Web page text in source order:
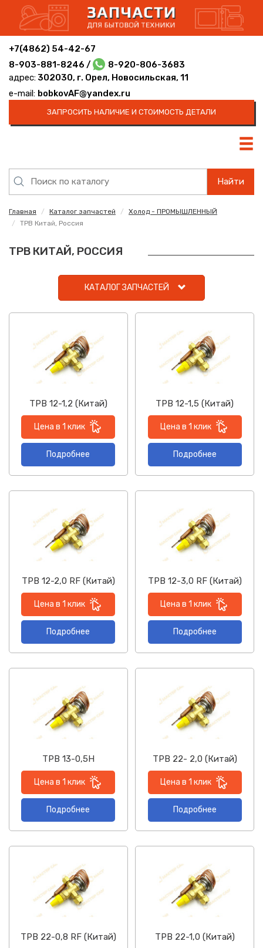
+7(4862) 54-42-67
8-903-881-8246 /
8-920-806-3683
адрес: 302030, г. Орел, Новосильская, 11
e-mail: bobkovAF@yandex.ru
ЗАПРОСИТЬ НАЛИЧИЕ И СТОИМОСТЬ ДЕТАЛИ
Найти
Главная Каталог запчастей
Холод - ПРОМЫШЛЕННЫЙ
ТРВ Китай, Россия
ТРВ КИТАЙ, РОССИЯ
КАТАЛОГ ЗАПЧАСТЕЙ
ТРВ 12-1,2 (Китай)
Цена в 1 клик
Подробнее
ТРВ 12-1,5 (Китай)
Цена в 1 клик
Подробнее
ТРВ 12-2,0 RF (Китай)
Цена в 1 клик
Подробнее
ТРВ 12-3,0 RF (Китай)
Цена в 1 клик
Подробнее
ТРВ 13-0,5Н
Цена в 1 клик
Подробнее
ТРВ 22- 2,0 (Китай)
Цена в 1 клик
Подробнее
ТРВ 22-0,8 RF (Китай) ТРВ 22-1,0 (Китай)